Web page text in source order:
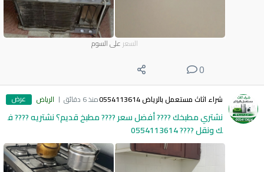
السعر على السوم
0
شراء اثاث مستعمل بالرياض 0554113614 منذ 6 دقائق الرياض عرض
نشتري مطبخك ???? أفضل سعر ???? مطبخ قديم؟ نشتريه ???? ف
ك ونقل ???? 0554113614